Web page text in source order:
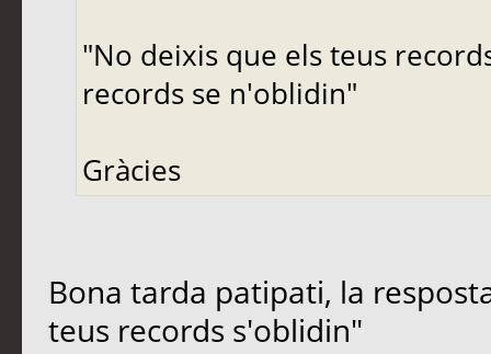
"No deixis que els teus
records se n'oblidin"
Gràcies
Bona tarda patipati, la
teus records s'oblidin"